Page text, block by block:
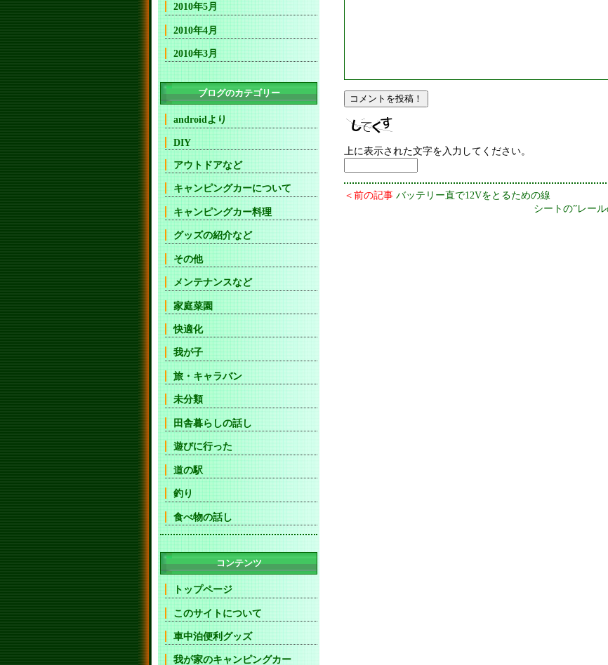
上に表示された文字を入力してください。
＜前の記事 バッテリー直で12Vをとるための線
シートの”レー
2010年5月
2010年4月
2010年3月
ブログのカテゴリー
androidより
DIY
アウトドアなど
キャンピングカーについて
キャンピングカー料理
グッズの紹介など
その他
メンテナンスなど
家庭菜園
快適化
我が子
旅・キャラバン
未分類
田舎暮らしの話し
遊びに行った
道の駅
釣り
食べ物の話し
コンテンツ
トップページ
このサイトについて
車中泊便利グッズ
我が家のキャンピングカー